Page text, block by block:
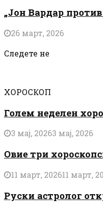
„Јон Вардар
26 март, 2026
Следете не
ХОРОСКОП
Голем неделен
3 мај, 20263 мај, 2026
Овие три
11 март, 202611 март,
Руски астролог